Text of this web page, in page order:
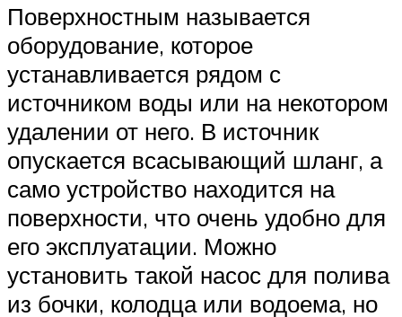
Поверхностным называется
оборудование, которое
устанавливается рядом с
источником воды или на некотором
удалении от него. В источник
опускается всасывающий шланг, а
само устройство находится на
поверхности, что очень удобно для
его эксплуатации. Можно
установить такой насос для полива
из бочки, колодца или водоема, но